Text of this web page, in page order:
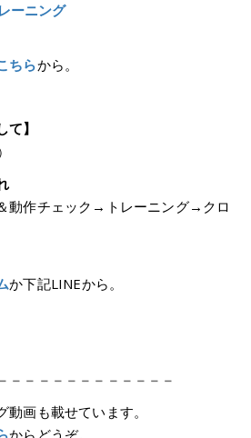
ーニング
ちらから。
】
動作チェック→トレーニング→クロ
か下記LINEから。
－－－－－－－－－－－－
画も載せています。